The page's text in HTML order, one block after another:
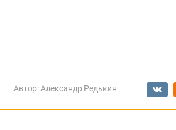
Автор: Александр Редькин